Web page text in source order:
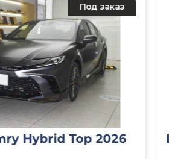
Под заказ
Hybrid Top 2026